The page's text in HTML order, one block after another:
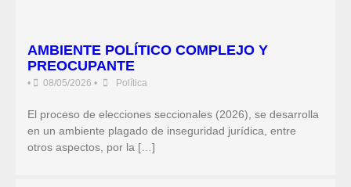
AMBIENTE POLÍTICO COMPLEJO Y
PREOCUPANTE
• 08/05/2026 • Política
El proceso de elecciones seccionales (2026), se desarrolla
en un ambiente plagado de inseguridad jurídica, entre
otros aspectos, por la […]